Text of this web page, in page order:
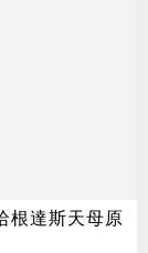
根達斯天母原